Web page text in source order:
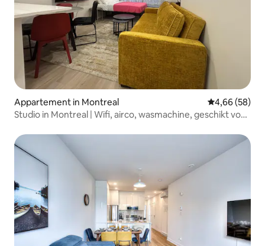
Appartement in Montreal Gemiddelde
4,66 (58)
Studio in Montreal | Wifi, airco, wasmachine, geschikt voor